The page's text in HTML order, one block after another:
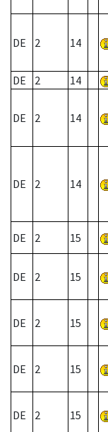
DE 2 14
DE 2 14
DE 2 14
DE 2 14
DE 2 15
DE 2 15
DE 2 15
DE 2 15
DE 2 15